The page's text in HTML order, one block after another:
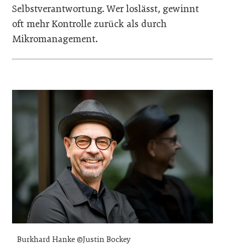
Selbstverantwortung. Wer loslässt, gewinnt
oft mehr Kontrolle zurück als durch
Mikromanagement.
Burkhard Hanke ©Justin Bockey